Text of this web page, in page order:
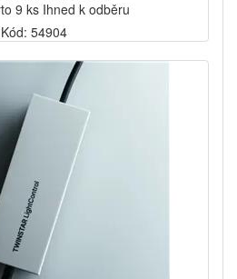
9 ks Ihned k odběru
Kód: 54904